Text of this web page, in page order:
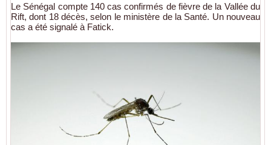
Le Sénégal compte 140 cas confirmés de fièvre de la Vallée du
Rift, dont 18 décès, selon le ministère de la Santé. Un nouveau
cas a été signalé à Fatick.